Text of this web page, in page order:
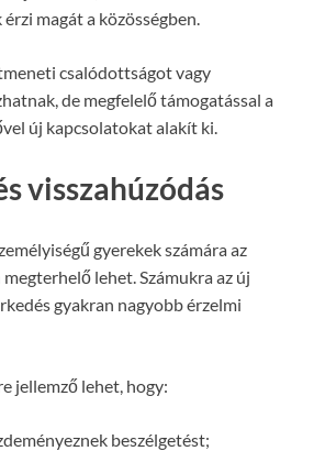
magát a közösségben.
csalódottságot vagy
de megfelelő támogatással a
új kapcsolatokat alakít ki.
visszahúzódás
gyerekek számára az
lehet. Számukra az új
gyakran nagyobb érzelmi
jellemző lehet, hogy:
beszélgetést;